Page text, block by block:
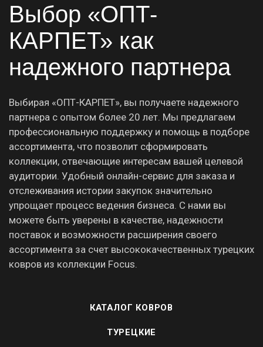
Выбор «ОПТ-
КАРПЕТ» как
надежного партнера
Выбирая «ОПТ-КАРПЕТ», вы получаете надежного
партнера с опытом более 20 лет. Мы предлагаем
профессиональную поддержку и помощь в подборе
ассортимента, что позволит сформировать
коллекции, отвечающие интересам вашей целевой
аудитории. Удобный онлайн-сервис для заказа и
отслеживания истории закупок значительно
упрощает процесс ведения бизнеса. С нами вы
можете быть уверены в качестве, надежности
поставок и возможности расширения своего
ассортимента за счет высококачественных турецких
ковров из коллекции Focus.
КАТАЛОГ КОВРОВ
ТУРЕЦКИЕ